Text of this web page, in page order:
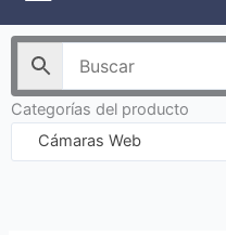
Categorías del producto
Cámaras Web